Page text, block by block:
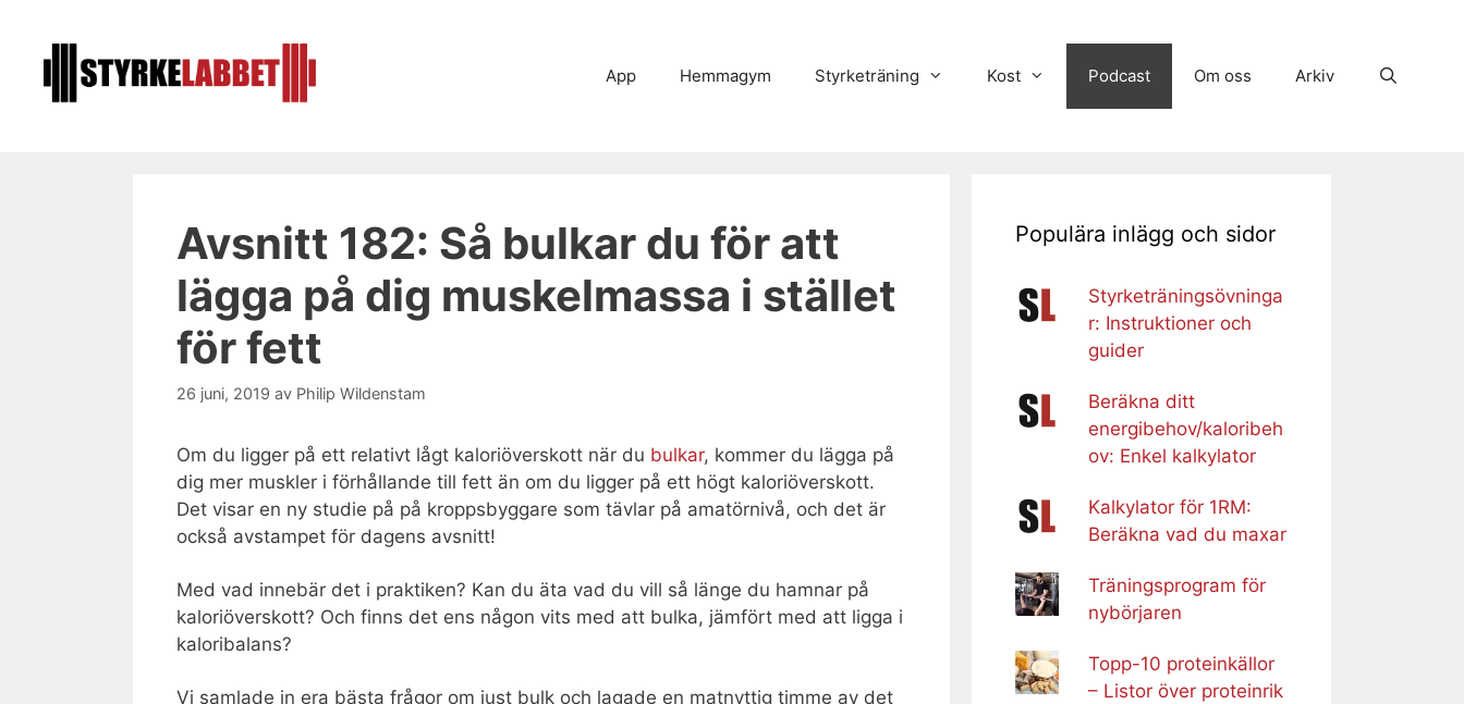
innehåll
App Hemmagym Styrketräning Kost Podcast Om oss Arkiv
Avsnitt 182: Så bulkar du för att
lägga på dig muskelmassa i stället
för fett
26 juni, 2019 av Philip Wildenstam
Om du ligger på ett relativt lågt kaloriöverskott när du bulkar, kommer du lägga på
dig mer muskler i förhållande till fett än om du ligger på ett högt kaloriöverskott.
Det visar en ny studie på på kroppsbyggare som tävlar på amatörnivå, och det är
också avstampet för dagens avsnitt!
Med vad innebär det i praktiken? Kan du äta vad du vill så länge du hamnar på
kaloriöverskott? Och finns det ens någon vits med att bulka, jämfört med att ligga i
kaloribalans?
Vi samlade in era bästa frågor om just bulk och lagade en matnyttig timme av det
Populära inlägg och sidor
Styrketräningsövninga
r: Instruktioner och
guider
Beräkna ditt
energibehov/kaloribeh
ov: Enkel kalkylator
Kalkylator för 1RM:
Beräkna vad du maxar
Träningsprogram för
nybörjaren
Topp-10 proteinkällor
– Listor över proteinrik